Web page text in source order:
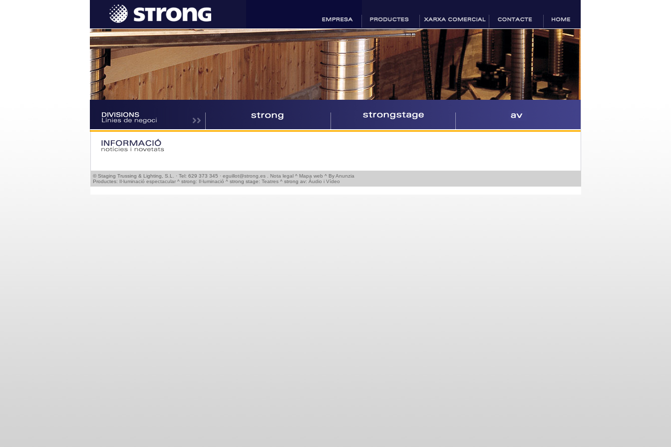
© Staging Trussing & Lighting, S.L. · Tel: 629 373 345 · eguillot@strong.es. Nota legal^ Mapa web ^ ByAnunzia
Productes: Il·luminació espectacular^ strong: Il·luminació ^ strong stage: Teatres^ strong av: Àudio i Vídeo